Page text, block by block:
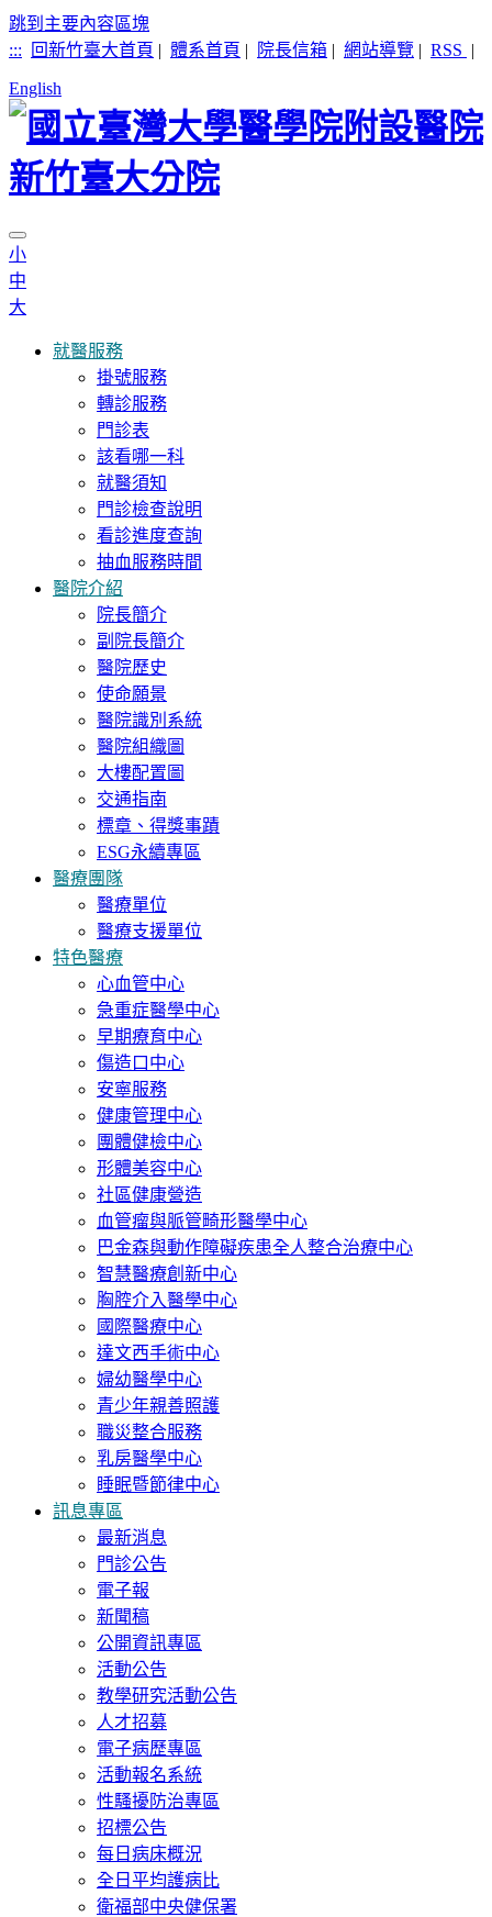
跳到主要內容區塊
:::
回新竹臺大首頁 | 體系首頁 | 院長信箱 | 網站導覽 | RSS |
English
小
中
大
就醫服務
掛號服務
轉診服務
門診表
該看哪一科
就醫須知
門診檢查說明
看診進度查詢
抽血服務時間
醫院介紹
院長簡介
副院長簡介
醫院歷史
使命願景
醫院識別系統
醫院組織圖
大樓配置圖
交通指南
標章、得獎事蹟
ESG永續專區
醫療團隊
醫療單位
醫療支援單位
特色醫療
心血管中心
急重症醫學中心
早期療育中心
傷造口中心
安寧服務
健康管理中心
團體健檢中心
形體美容中心
社區健康營造
血管瘤與脈管畸形醫學中心
巴金森與動作障礙疾患全人整合治療中心
智慧醫療創新中心
胸腔介入醫學中心
國際醫療中心
達文西手術中心
婦幼醫學中心
青少年親善照護
職災整合服務
乳房醫學中心
睡眠暨節律中心
訊息專區
最新消息
門診公告
電子報
新聞稿
公開資訊專區
活動公告
教學研究活動公告
人才招募
電子病歷專區
活動報名系統
性騷擾防治專區
招標公告
每日病床概況
全日平均護病比
衛福部中央健保署